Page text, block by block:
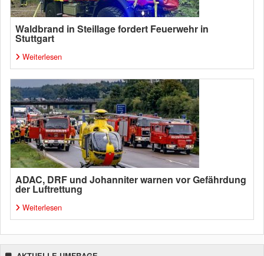
Waldbrand in Steillage fordert Feuerwehr in
Stuttgart
Weiterlesen
ADAC, DRF und Johanniter warnen vor Gefährdung
der Luftrettung
Weiterlesen